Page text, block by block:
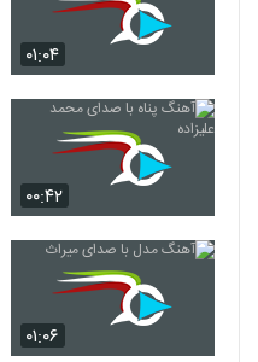
۰۱:۰۴
۰۰:۴۲
۰۱:۰۶